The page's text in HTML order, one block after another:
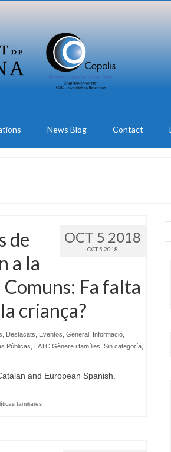
News Blog Contact
OCT 5 2018
OCT 5 2018
de
a la
Fa falta
criança?
Destacats Eventos General, Informació,
Públicas LATC Gènere i famílies Sin categoría,
and European Spanish.
familiares